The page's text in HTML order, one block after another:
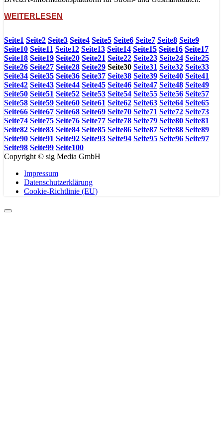
WEITERLESEN
Seite1 Seite2 Seite3 Seite4 Seite5 Seite6 Seite7 Seite8 Seite9
Seite10 Seite11 Seite12 Seite13 Seite14 Seite15 Seite16 Seite17
Seite18 Seite19 Seite20 Seite21 Seite22 Seite23 Seite24 Seite25
Seite26 Seite27 Seite28 Seite29 Seite30 Seite31 Seite32 Seite33
Seite34 Seite35 Seite36 Seite37 Seite38 Seite39 Seite40 Seite41
Seite42 Seite43 Seite44 Seite45 Seite46 Seite47 Seite48 Seite49
Seite50 Seite51 Seite52 Seite53 Seite54 Seite55 Seite56 Seite57
Seite58 Seite59 Seite60 Seite61 Seite62 Seite63 Seite64 Seite65
Seite66 Seite67 Seite68 Seite69 Seite70 Seite71 Seite72 Seite73
Seite74 Seite75 Seite76 Seite77 Seite78 Seite79 Seite80 Seite81
Seite82 Seite83 Seite84 Seite85 Seite86 Seite87 Seite88 Seite89
Seite90 Seite91 Seite92 Seite93 Seite94 Seite95 Seite96 Seite97
Seite98 Seite99 Seite100
Copyright © sig Media GmbH
Impressum
Datenschutzerklärung
Cookie-Richtlinie (EU)